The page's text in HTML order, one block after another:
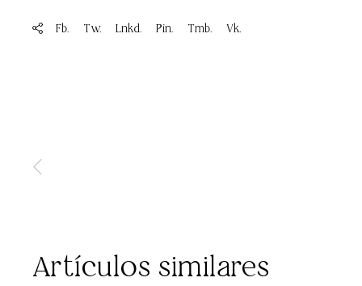
Fb. Tw. Lnkd. Pin. Tmb. Vk.
Artículos similares